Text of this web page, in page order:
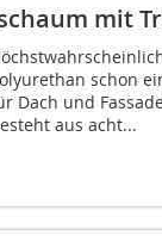
mit
schon
Dach und
aus acht...